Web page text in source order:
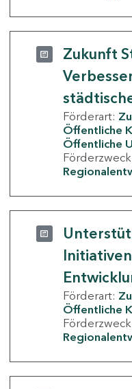
Zukunft
Förderart:
Öffentliche
Öffentliche
Förderart:
Öffentliche